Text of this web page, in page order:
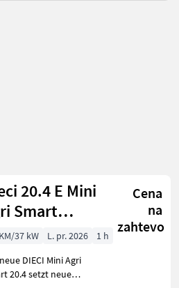
/
20.4 E Mini
Smart
Cena
na
zahtevo
37 kW L. pr. 2026
1 h
DIECI Mini Agri
20.4 setzt neue